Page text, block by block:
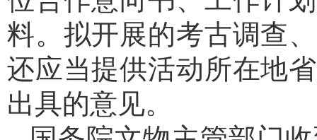
料。拟开展的考古调查
还应当提供活动所在地
出具的意见。